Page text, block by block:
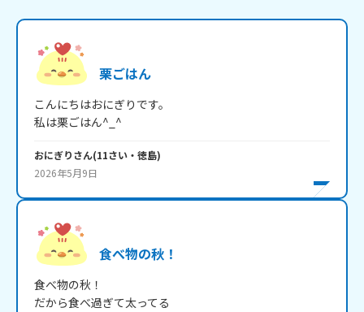
栗ごはん
こんにちはおにぎりです。
私は栗ごはん^_^
おにぎりさん(11さい・ 徳島)
2026年5月9日
食べ物の秋！
食べ物の秋！
だから食べ過ぎて太ってる